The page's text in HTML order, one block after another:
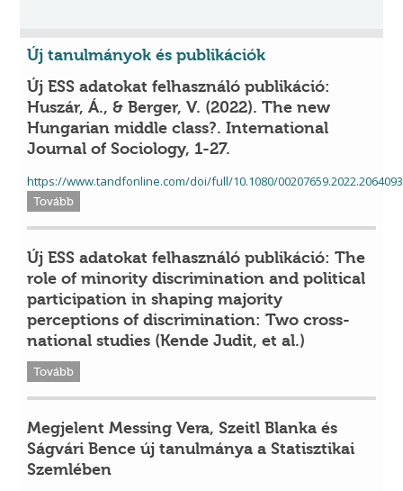
Új tanulmányok és publikációk
Új ESS adatokat felhasználó publikáció:
Huszár, Á., & Berger, V. (2022). The new
Hungarian middle class?. International
Journal of Sociology, 1-27.
https://www.tandfonline.com/doi/full/10.1080/00207659.2022.2064093
Tovább
Új ESS adatokat felhasználó publikáció: The
role of minority discrimination and political
participation in shaping majority
perceptions of discrimination: Two cross-
national studies (Kende Judit, et al.)
Tovább
Megjelent Messing Vera, Szeitl Blanka és
Ságvári Bence új tanulmánya a Statisztikai
Szemlében